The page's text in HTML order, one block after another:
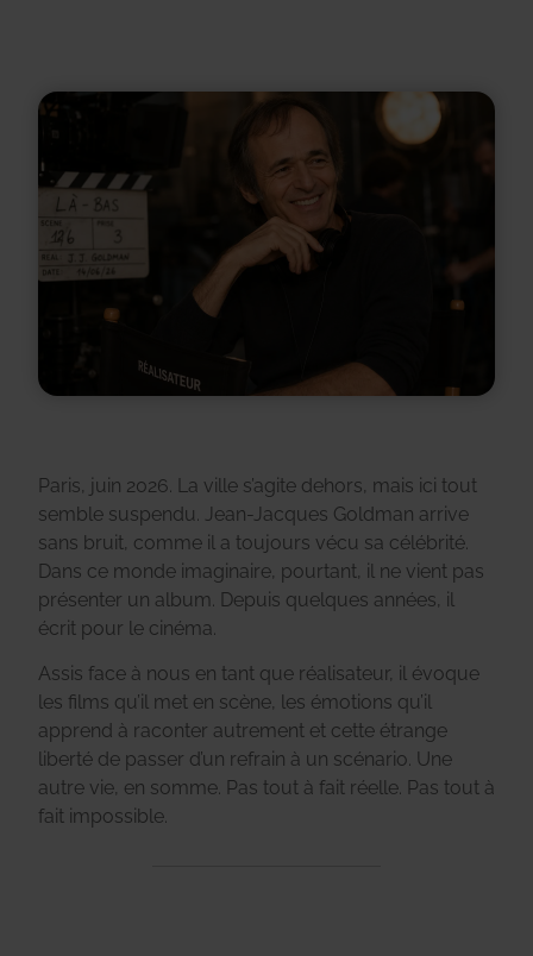
Paris, juin 2026. La ville s’agite dehors, mais ici tout
semble suspendu. Jean-Jacques Goldman arrive
sans bruit, comme il a toujours vécu sa célébrité.
Dans ce monde imaginaire, pourtant, il ne vient pas
présenter un album. Depuis quelques années, il
écrit pour le cinéma.
Assis face à nous en tant que réalisateur, il évoque
les films qu’il met en scène, les émotions qu’il
apprend à raconter autrement et cette étrange
liberté de passer d’un refrain à un scénario. Une
autre vie, en somme. Pas tout à fait réelle. Pas tout à
fait impossible.